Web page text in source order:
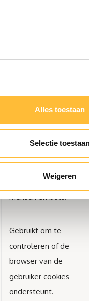
Alles toestaan
Selectie
Weigeren
maken tussen
mensen en bots.
Gebruikt om te
controleren of de
browser van de
gebruiker cookies
ondersteunt.